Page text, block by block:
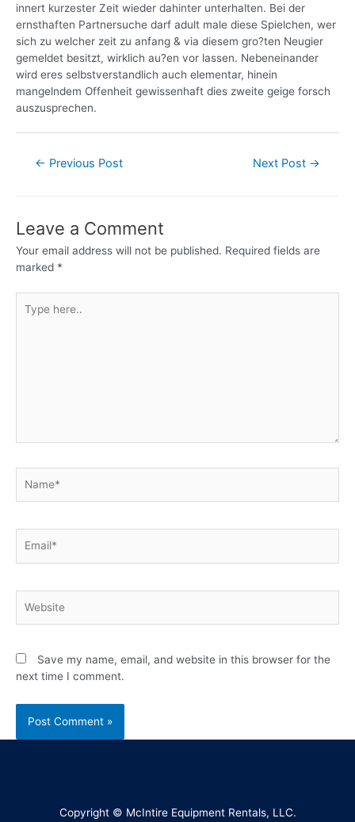
innert kurzester Zeit wieder dahinter unterhalten. Bei der
ernsthaften Partnersuche darf adult male diese Spielchen, wer
sich zu welcher zeit zu anfang & via diesem gro?ten Neugier
gemeldet besitzt, wirklich au?en vor lassen. Nebeneinander
wird eres selbstverstandlich auch elementar, hinein
mangelndem Offenheit gewissenhaft dies zweite geige forsch
auszusprechen.
← Previous Post Next Post →
Leave a Comment
Your email address will not be published. Required fields are
marked *
Save my name, email, and website in this browser for the
next time I comment.
Copyright © McIntire Equipment Rentals, LLC.